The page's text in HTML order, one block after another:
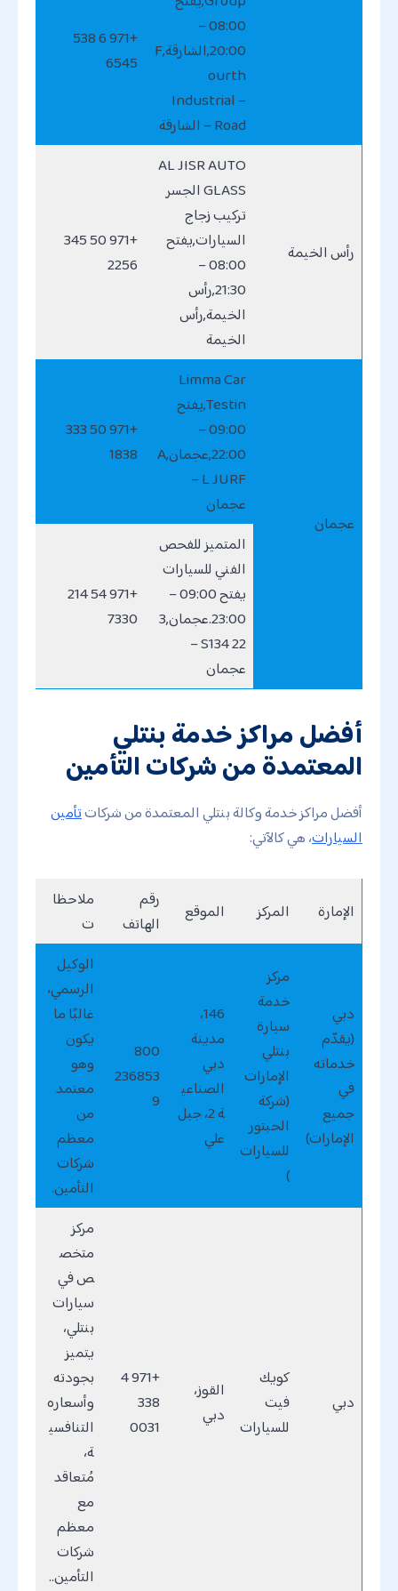
08:00 –
20:00,الشارقة,F
ourth
Industrial –
Road – الشارقة
+971 6 538
6545
رأس الخيمة
AL JISR AUTO
GLASS الجسر
تركيب زجاج
السيارات,يفتح
08:00 –
21:30,رأس
الخيمة,رأس
الخيمة
+971 50 345
2256
عجمان
Limma Car
Testin,يفتح
09:00 –
22:00,عجمان,A
L JURF –
عجمان
+971 50 333
1838
المتميز للفحص
الفني للسيارات
يفتح 09:00 –
23:00.عجمان,3
22 S134 –
عجمان
+971 54 214
7330
أفضل مراكز خدمة بنتلي
المعتمدة من شركات التأمين
أفضل مراكز خدمة وكالة بنتلي المعتمدة من شركاتتأمين
السيارات، هي كالآتي:
الإمارة المركز الموقع
رقم
الهاتف
ملاحظا
ت
دبي
(يقدّم
خدماته
في
جميع
الإمارات)
مركز
خدمة
سيارة
بنتلي
الإمارات
(شركة
الحبتور
للسيارات
)
146،
مدينة
دبي
الصناعي
ة 2، جبل
علي
800
236853
9
الوكيل
الرسمي،
غالبًا ما
يكون
وهو
معتمد
من
معظم
شركات
التأمين.
دبي
كويك
فيت
للسيارات
القوز،
دبي
+971 4
338
0031
مركز
متخص
ص في
سيارات
بنتلي،
يتميز
بجودته
وأسعاره
التنافسي
ة،
مُتعاقد
مع
معظم
شركات
التأمين..